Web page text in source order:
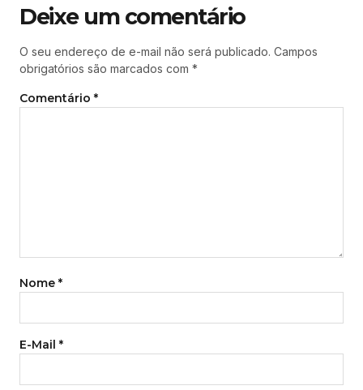
Deixe um comentário
O seu endereço de e-mail não será publicado. Campos
obrigatórios são marcados com *
Comentário *
Nome *
E-Mail *